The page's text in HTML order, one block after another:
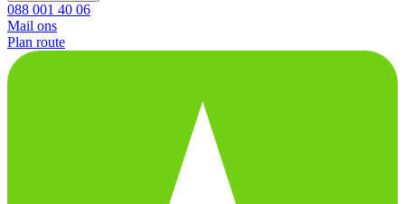
088 001 40 06
Mail ons
Plan route